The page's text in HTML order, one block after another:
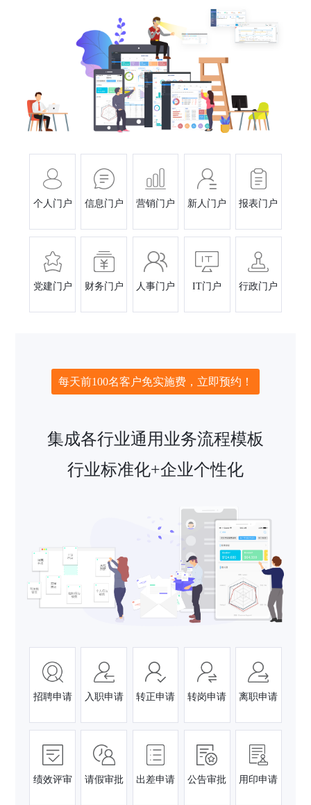
个人门户 信息门户 营销门户 新人门户 报表门户
党建门户 财务门户 人事门户 IT门户 行政门户
每天前100名客户免实施费，立即预约！
集成各行业通用业务流程模板
行业标准化+企业个性化
招聘申请 入职申请 转正申请 转岗申请 离职申请
绩效评审 请假审批 出差申请 公告审批 用印申请